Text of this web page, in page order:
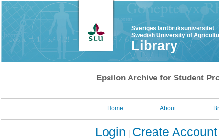
Sveriges lantbruksuniversitet
Swedish University of
Library
Epsilon Archive for Student
Home About
Login Create Account